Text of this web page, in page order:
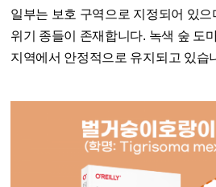
일부는 보호 구역으로 지정되어 있
위기 종들이 존재합니다. 녹색 숲 도
지역에서 안정적으로 유지되고 있습